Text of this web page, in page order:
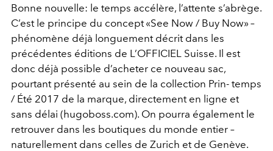
Bonne nouvelle: le temps accélère, l’attente s’abrège.
C’est le principe du concept «See Now / Buy Now» –
phénomène déjà longuement décrit dans les
précédentes éditions de L’OFFICIEL Suisse. Il est
donc déjà possible d’acheter ce nouveau sac,
pourtant présenté au sein de la collection Prin- temps
/ Été 2017 de la marque, directement en ligne et
sans délai (hugoboss.com). On pourra également le
retrouver dans les boutiques du monde entier –
naturellement dans celles de Zurich et de Genève.